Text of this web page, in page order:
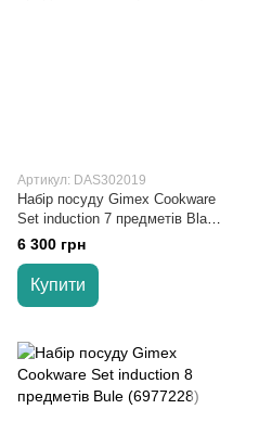
Артикул: DAS302019
Набір посуду Gimex Cookware
Set induction 7 предметів Black
(6977222)
6 300 грн
Купити